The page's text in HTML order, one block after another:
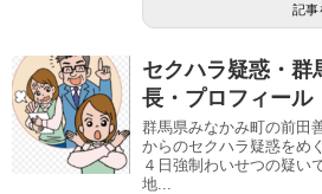
記事
セクハラ疑惑・群
長・プロフィール
群馬県みなかみ町の前田
からのセクハラ疑惑をめ
４日強制わいせつの疑い
地...